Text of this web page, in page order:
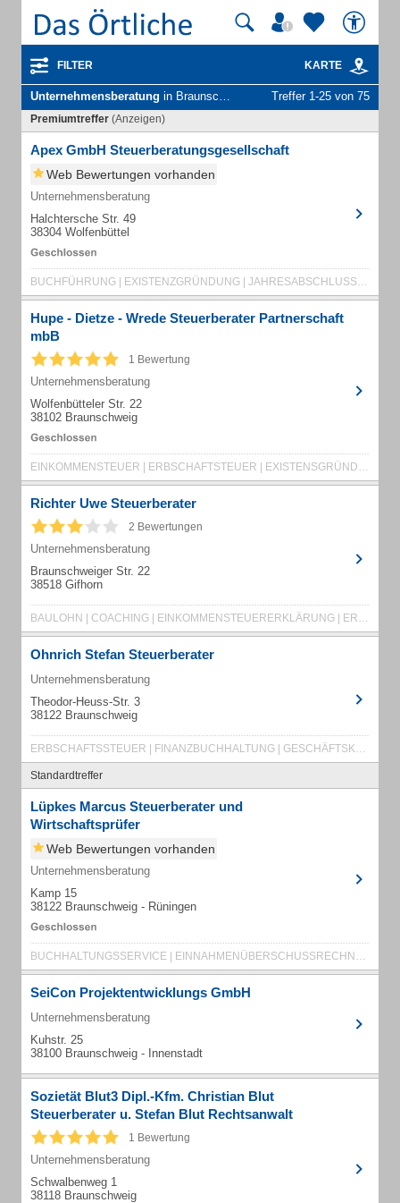
FILTER KARTE
Unternehmensberatung in Braunschweig Treffer 1-25 von 75
Premiumtreffer (Anzeigen)
Apex GmbH Steuerberatungsgesellschaft
Web Bewertungen vorhanden
Unternehmensberatung
Halchtersche Str. 49
38304 Wolfenbüttel
BUCHFÜHRUNG | EXISTENZGRÜNDUNG | JAHRESABSCHLUSS | LOHNABRECHNUNG | STEUERBERATER
Hupe - Dietze - Wrede Steuerberater Partnerschaft
mbB
1 Bewertung
Unternehmensberatung
Wolfenbütteler Str. 22
38102 Braunschweig
EINKOMMENSTEUER | ERBSCHAFTSTEUER | EXISTENSGRÜNDUNG | FINANZBUCHHALTUNG | FINANZIERUNG
Richter Uwe Steuerberater
2 Bewertungen
Unternehmensberatung
Braunschweiger Str. 22
38518 Gifhorn
BAULOHN | COACHING | EINKOMMENSTEUERERKLÄRUNG | ERBSCHAFT | EXISTENZGRÜNDUNG
Ohnrich Stefan Steuerberater
Unternehmensberatung
Theodor-Heuss-Str. 3
38122 Braunschweig
ERBSCHAFTSSTEUER | FINANZBUCHHALTUNG | GESCHÄFTSKUNDEN | LOHN- UND GEHALTSMANAGEMENT
Standardtreffer
Lüpkes Marcus Steuerberater und
Wirtschaftsprüfer
Web Bewertungen vorhanden
Unternehmensberatung
Kamp 15
38122 Braunschweig - Rüningen
BUCHHALTUNGSSERVICE | EINNAHMENÜBERSCHUSSRECHNUNGEN | FINANZBUCHHALTUNG
SeiCon Projektentwicklungs GmbH
Unternehmensberatung
Kuhstr. 25
38100 Braunschweig - Innenstadt
Sozietät Blut3 Dipl.-Kfm. Christian Blut
Steuerberater u. Stefan Blut Rechtsanwalt
1 Bewertung
Unternehmensberatung
Schwalbenweg 1
38118 Braunschweig